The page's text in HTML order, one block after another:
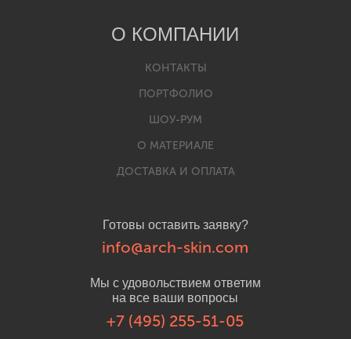
Готовы оставить заявку?
info@arch-skin.com
Мы с удовольствием ответим
на все ваши вопросы
+7 (495) 255-51-05
О КОМПАНИИ
КОНТАКТЫ
ПОРТФОЛИО
ШОУ-РУМ
О МАТЕРИАЛЕ
ДОСТАВКА И ОПЛАТА